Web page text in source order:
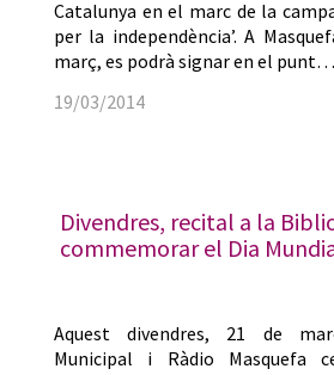
Catalunya en el marc de la
per la independència’. A
març, es podrà signar en el punt…
19/03/2014
Divendres, recital a la
commemorar el Dia
Aquest divendres, 21 de
Municipal i Ràdio Masquefa